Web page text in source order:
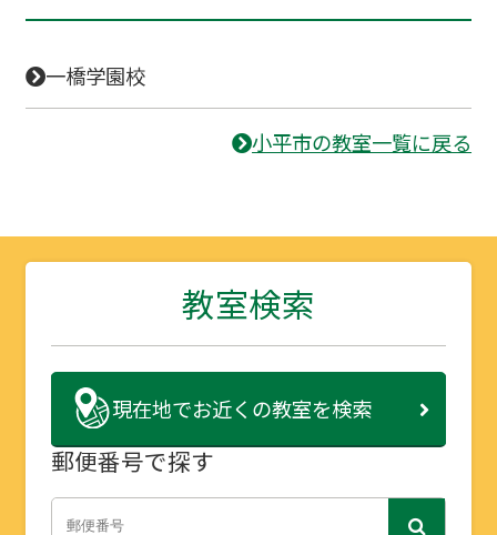
一橋学園校
小平市の教室一覧に戻る
教室検索
現在地でお近くの教室を検索
郵便番号で探す